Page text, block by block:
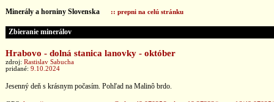
Minerály a horniny Slovenska :: prepni na celú stránku
Zbieranie minerálov
Hrabovo - dolná stanica lanovky - október
zdroj: Rastislav Sabucha
pridané: 9.10.2024
Jesenný deň s krásnym počasím. Pohľad na Malinô brdo.